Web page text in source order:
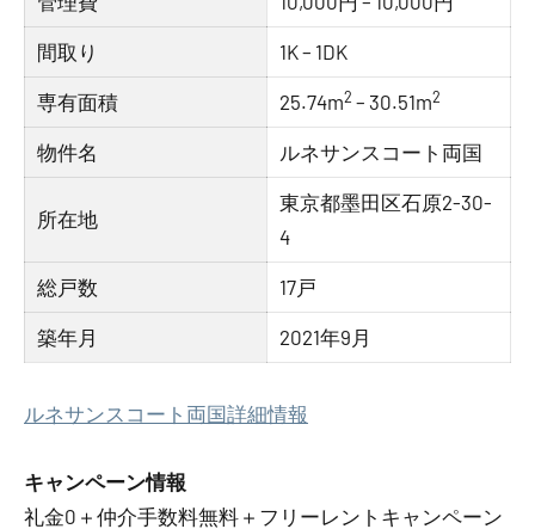
間取り 1K – 1DK
専有面積 25.74m2 – 30.51m2
物件名 ルネサンスコート両国
所在地
東京都墨田区石原2-30-
4
総戸数 17戸
築年月 2021年9月
ルネサンスコート両国詳細情報
キャンペーン情報
礼金0 ＋ 仲介手数料無料 ＋ フリーレント キャンペーン